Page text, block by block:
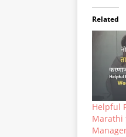
Related
Helpful
Marathi